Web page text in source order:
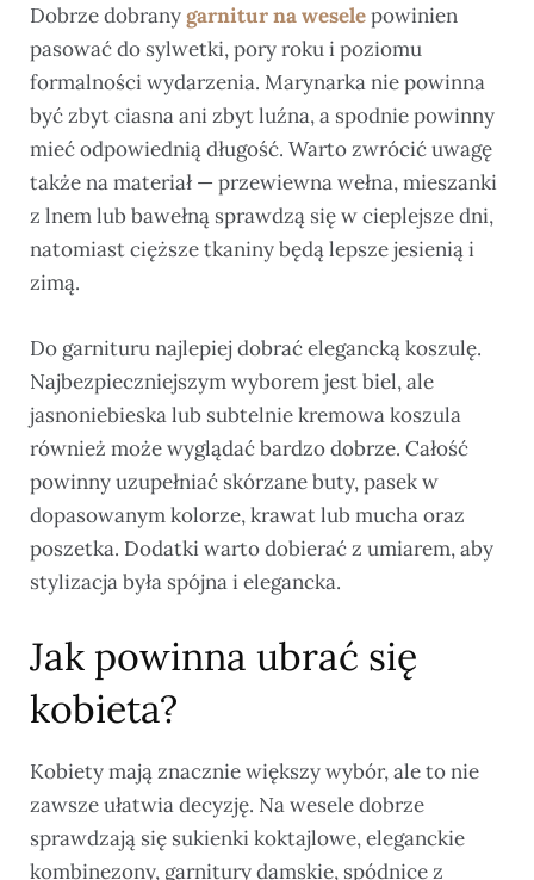
Dobrze dobrany garnitur na weselepowinien
pasować do sylwetki, pory roku i poziomu
formalności wydarzenia. Marynarka nie powinna
być zbyt ciasna ani zbyt luźna, a spodnie powinny
mieć odpowiednią długość. Warto zwrócić uwagę
także na materiał — przewiewna wełna, mieszanki
z lnem lub bawełną sprawdzą się w cieplejsze dni,
natomiast cięższe tkaniny będą lepsze jesienią i
zimą.
Do garnituru najlepiej dobrać elegancką koszulę.
Najbezpieczniejszym wyborem jest biel, ale
jasnoniebieska lub subtelnie kremowa koszula
również może wyglądać bardzo dobrze. Całość
powinny uzupełniać skórzane buty, pasek w
dopasowanym kolorze, krawat lub mucha oraz
poszetka. Dodatki warto dobierać z umiarem, aby
stylizacja była spójna i elegancka.
Jak powinna ubrać się
kobieta?
Kobiety mają znacznie większy wybór, ale to nie
zawsze ułatwia decyzję. Na wesele dobrze
sprawdzają się sukienki koktajlowe, eleganckie
kombinezony, garnitury damskie, spódnice z